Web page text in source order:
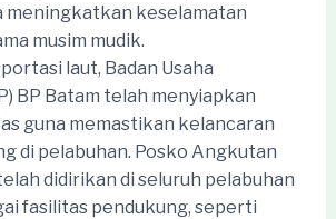
meningkatkan keselamatan
musim mudik.
laut, Badan Usaha
BP Batam telah menyiapkan
guna memastikan kelancaran
di pelabuhan. Posko Angkutan
didirikan di seluruh pelabuhan
fasilitas pendukung, seperti